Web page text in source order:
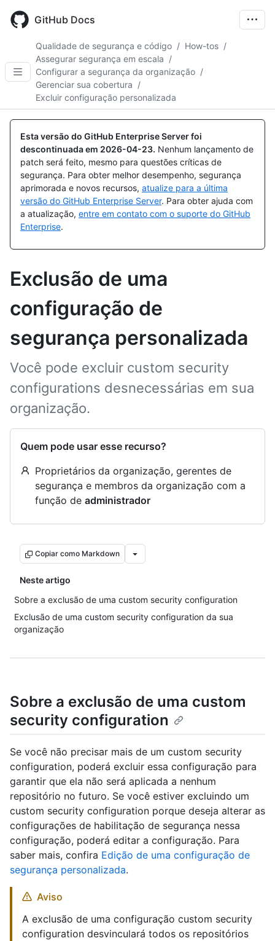
main
GitHub Docs
Qualidade de segurança e código / How-tos /
Assegurar segurança em escala /
Configurar a segurança da organização /
Gerenciar sua cobertura /
Excluir configuração personalizada
Esta versão do GitHub Enterprise Server foi
descontinuada em 2026-04-23. Nenhum lançamento de
patch será feito, mesmo para questões críticas de
segurança. Para obter melhor desempenho, segurança
aprimorada e novos recursos, atualize para a última
versão do GitHub Enterprise Server. Para obter ajuda com
a atualização, entre em contato com o suporte do GitHub
Enterprise.
Exclusão de uma
configuração de
segurança personalizada
Você pode excluir custom security
configurations desnecessárias em sua
organização.
Quem pode usar esse recurso?
Proprietários da organização, gerentes de
segurança e membros da organização com a
função de administrador
Copiar como Markdown
Neste artigo
Sobre a exclusão de uma custom security configuration
Exclusão de uma custom security configuration da sua
organização
Sobre a exclusão de uma custom
security configuration
Se você não precisar mais de um custom security
configuration, poderá excluir essa configuração para
garantir que ela não será aplicada a nenhum
repositório no futuro. Se você estiver excluindo um
custom security configuration porque deseja alterar as
configurações de habilitação de segurança nessa
configuração, poderá editar a configuração. Para
saber mais, confira Edição de uma configuração de
segurança personalizada.
Aviso
A exclusão de uma configuração custom security
configuration desvinculará todos os repositórios